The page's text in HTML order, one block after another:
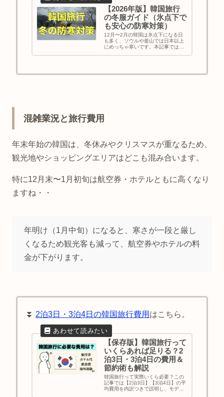
【2026年版】韓国旅行
の冬服ガイド（氷点下で
も安心の防寒対策）
12月〜2月の韓国は氷点下になる日
も多く、ソウルや釜山では日本以上
にめっちゃ寒いです。本記事では平
ちが寒い？」など冬の韓国旅行で気
混雑業況と旅行費用
年末年始の韓国は、冬休みやクリスマスが重なるため、
観光地やショッピングエリアはどこも混み合います。
特に12月末〜1月初旬は航空券・ホテルともに高くなり
ますね・・
年明け（1月中旬）になると、寒さが一段と厳し
くなるため観光客も減って、航空券やホテルの料
金が下がります。
⏬ 2泊3日・3泊4日の韓国旅行費用 はこちら。
【保存版】韓国旅行って
いくらあれば足りる？2
泊3日・3泊4日の費用＆
節約術も解説
韓国旅行って実際いくら必要？この
記事では【2泊3日】【3泊4日】の平
均費用を内訳つきで説明し、モデル